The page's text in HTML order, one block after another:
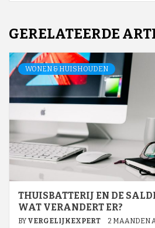
GERELATEERDE
WONEN & HUISHOUDEN
THUISBATTERIJ EN DE
WAT VERANDERT ER?
BY VERGELIJKEXPERT 2 MAANDEN